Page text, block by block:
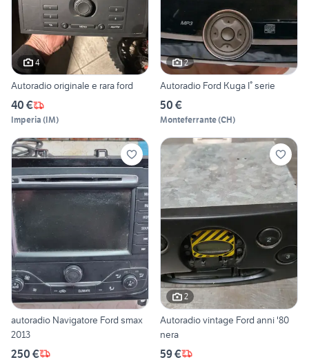
4
Autoradio originale e rara ford
40 €
Imperia (IM)
2
Autoradio Ford Kuga I° serie
50 €
Monteferrante(CH)
autoradio Navigatore Ford smax
2013
250 €
2
Autoradio vintage Ford anni '80
nera
59 €